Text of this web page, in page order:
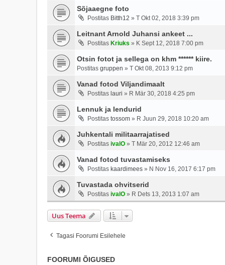
Sõjaaegne foto
Postitas Bitth12 » T Okt 02, 2018 3:39 pm
Leitnant Arnold Juhansi ankeet ...
Postitas Kriuks » K Sept 12, 2018 7:00 pm
Otsin fotot ja sellega on khm ****** kiire.
Postitas gruppen » T Okt 08, 2013 9:12 pm
Vanad fotod Viljandimaalt
Postitas lauri » R Mär 30, 2018 4:25 pm
Lennuk ja lendurid
Postitas tossom » R Juun 29, 2018 10:20 am
Juhkentali militaarrajatised
Postitas ivalO » T Mär 20, 2012 12:46 am
Vanad fotod tuvastamiseks
Postitas kaardimees » N Nov 16, 2017 6:17 pm
Tuvastada ohvitserid
Postitas ivalO » R Dets 13, 2013 1:07 am
Uus Teema
Tagasi Foorumi Esilehele
FOORUMI ÕIGUSED